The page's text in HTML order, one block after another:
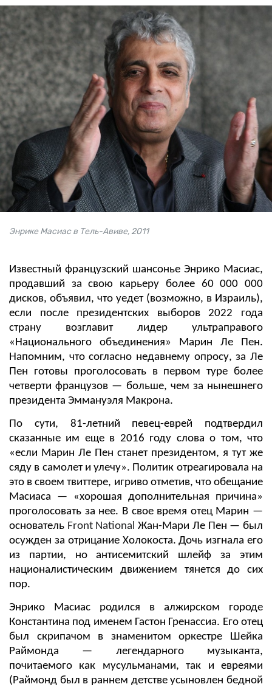
Энрике Масиас в Тель-Авиве, 2011
Известный французский шансонье Энрико Масиас,
продавший за свою карьеру более 60 000 000
дисков, объявил, что уедет (возможно, в Израиль),
если после президентских выборов 2022 года
страну возглавит лидер ультраправого
«Национального объединения» Марин Ле Пен.
Напомним, что согласно недавнему опросу, за Ле
Пен готовы проголосовать в первом туре более
четверти французов — больше, чем за нынешнего
президента Эммануэля Макрона.
По сути, 81-летний певец-еврей подтвердил
сказанные им еще в 2016 году слова о том, что
«если Марин Ле Пен станет президентом, я тут же
сяду в самолет и улечу». Политик отреагировала на
это в своем твиттере, игриво отметив, что обещание
Масиаса — «хорошая дополнительная причина»
проголосовать за нее. В свое время отец Марин —
основатель Front National Жан-Мари Ле Пен — был
осужден за отрицание Холокоста. Дочь изгнала его
из партии, но антисемитский шлейф за этим
националистическим движением тянется до сих
пор.
Энрико Масиас родился в алжирском городе
Константина под именем Гастон Гренассиа. Его отец
был скрипачом в знаменитом оркестре Шейка
Раймонда — легендарного музыканта,
почитаемого как мусульманами, так и евреями
(Раймонд был в раннем детстве усыновлен бедной